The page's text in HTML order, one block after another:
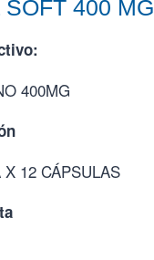
SOFT 400 MG
400MG
12 CÁPSULAS